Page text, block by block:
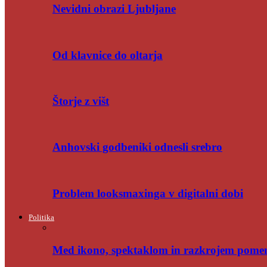
Nevidni obrazi Ljubljane
Od klavnice do oltarja
Štorje z višt
Anhovski godbeniki odnesli srebro
Problem looksmaxinga v digitalni dobi
Politika
Med ikono, spektaklom in razkrojem